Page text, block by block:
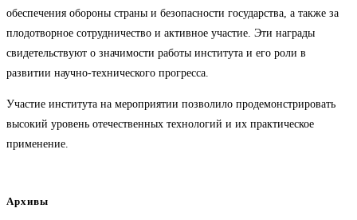
обеспечения обороны страны и безопасности государства, а также за
плодотворное сотрудничество и активное участие. Эти награды
свидетельствуют о значимости работы института и его роли в
развитии научно-технического прогресса.
Участие института на мероприятии позволило продемонстрировать
высокий уровень отечественных технологий и их практическое
применение.
Архивы